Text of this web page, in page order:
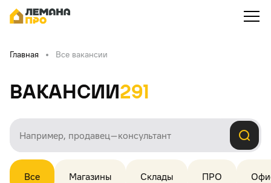
Главная Все вакансии
Вакансии291
Все Магазины Склады ПРО